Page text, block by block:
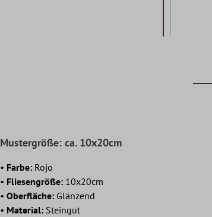
Mustergröße: ca. 10x20cm
• Farbe: Rojo
• Fliesengröße: 10x20cm
• Oberfläche: Glänzend
• Material: Steingut